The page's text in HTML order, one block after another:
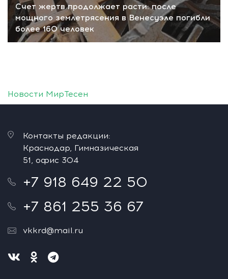
Счет жертв продолжает расти: после
мощного землетрясения в Венесуэле погибли
более 160 человек
Новости МирТесен
Контакты редакции:
Краснодар, Гимназическая
51, офис 304
+7 918 649 22 50
+7 861 255 36 67
vkkrd@mail.ru